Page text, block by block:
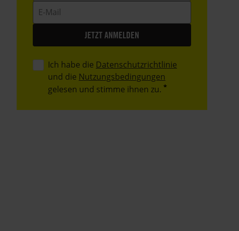
E-
Mail
Ich habe die Datenschutzrichtlinie
und die Nutzungsbedingungen
gelesen und stimme ihnen zu.